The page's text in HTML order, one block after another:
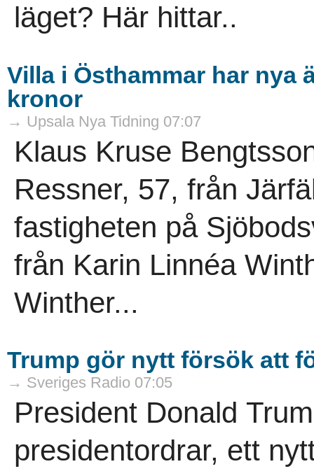
läget? Här hittar..
Villa i Östhammar har nya
kronor
→ Upsala Nya Tidning 07:07
Klaus Kruse
Ressner, 57, från
fastigheten på
från Karin Linnéa
Winther...
Trump gör nytt försök att
→ Sveriges Radio 07:05
President Donald
presidentordrar, ett